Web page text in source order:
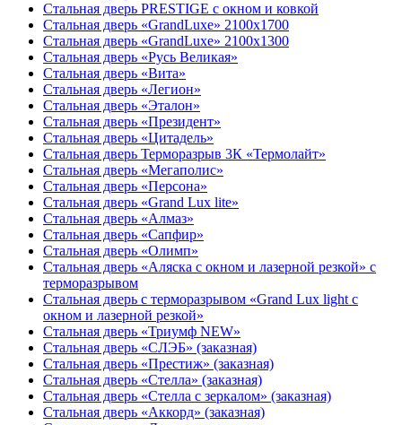
Стальная дверь PRESTIGE с окном и ковкой
Стальная дверь «GrandLuxe» 2100х1700
Стальная дверь «GrandLuxe» 2100х1300
Стальная дверь «Русь Великая»
Стальная дверь «Вита»
Стальная дверь «Легион»
Стальная дверь «Эталон»
Стальная дверь «Президент»
Стальная дверь «Цитадель»
Стальная дверь Терморазрыв 3К «Термолайт»
Стальная дверь «Мегаполис»
Стальная дверь «Персона»
Стальная дверь «Grand Lux lite»
Стальная дверь «Алмаз»
Стальная дверь «Сапфир»
Стальная дверь «Олимп»
Стальная дверь «Аляска с окном и лазерной резкой» с
терморазрывом
Стальная дверь с терморазрывом «Grand Lux light с
окном и лазерной резкой»
Стальная дверь «Триумф NEW»
Стальная дверь «СЛЭБ» (заказная)
Стальная дверь «Престиж» (заказная)
Стальная дверь «Стелла» (заказная)
Стальная дверь «Стелла с зеркалом» (заказная)
Стальная дверь «Аккорд» (заказная)